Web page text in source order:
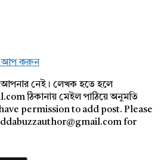
আপ করুন
আপনার নেই। লেখক হতে হলে
ঠিকানায় মেইল পাঠিয়ে অনুমতি
permission to add post. Please
for